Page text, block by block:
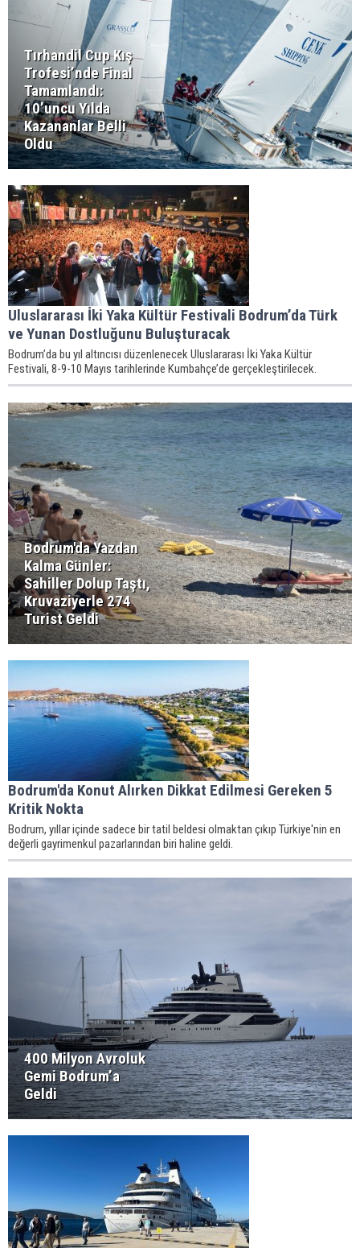
Tırhandil Cup Kış
Trofesi’nde Final
Tamamlandı:
10’uncu Yılda
Kazananlar Belli
Oldu
Uluslararası İki Yaka Kültür Festivali Bodrum’da Türk
ve Yunan Dostluğunu Buluşturacak
Bodrum’da bu yıl altıncısı düzenlenecek Uluslararası İki Yaka Kültür
Festivali, 8-9-10 Mayıs tarihlerinde Kumbahçe’de gerçekleştirilecek.
Bodrum'da Yazdan
Kalma Günler:
Sahiller Dolup Taştı,
Kruvaziyerle 274
Turist Geldi
Bodrum'da Konut Alırken Dikkat Edilmesi Gereken 5
Kritik Nokta
Bodrum, yıllar içinde sadece bir tatil beldesi olmaktan çıkıp Türkiye'nin en
değerli gayrimenkul pazarlarından biri haline geldi.
400 Milyon Avroluk
Gemi Bodrum’a
Geldi